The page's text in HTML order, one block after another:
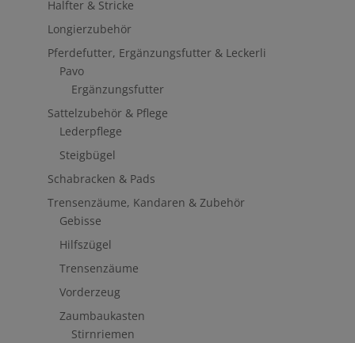
Halfter & Stricke
Longierzubehör
Pferdefutter, Ergänzungsfutter & Leckerli
Pavo
Ergänzungsfutter
Sattelzubehör & Pflege
Lederpflege
Steigbügel
Schabracken & Pads
Trensenzäume, Kandaren & Zubehör
Gebisse
Hilfszügel
Trensenzäume
Vorderzeug
Zaumbaukasten
Stirnriemen